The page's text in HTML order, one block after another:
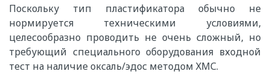
Поскольку тип пластификатора обычно не
нормируется техническими условиями,
целесообразно проводить не очень сложный, но
требующий специального оборудования входной
тест на наличие оксаль/эдос методом ХМС.